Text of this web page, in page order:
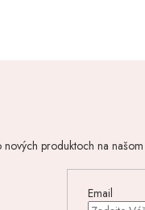
produktoch na našom
Email